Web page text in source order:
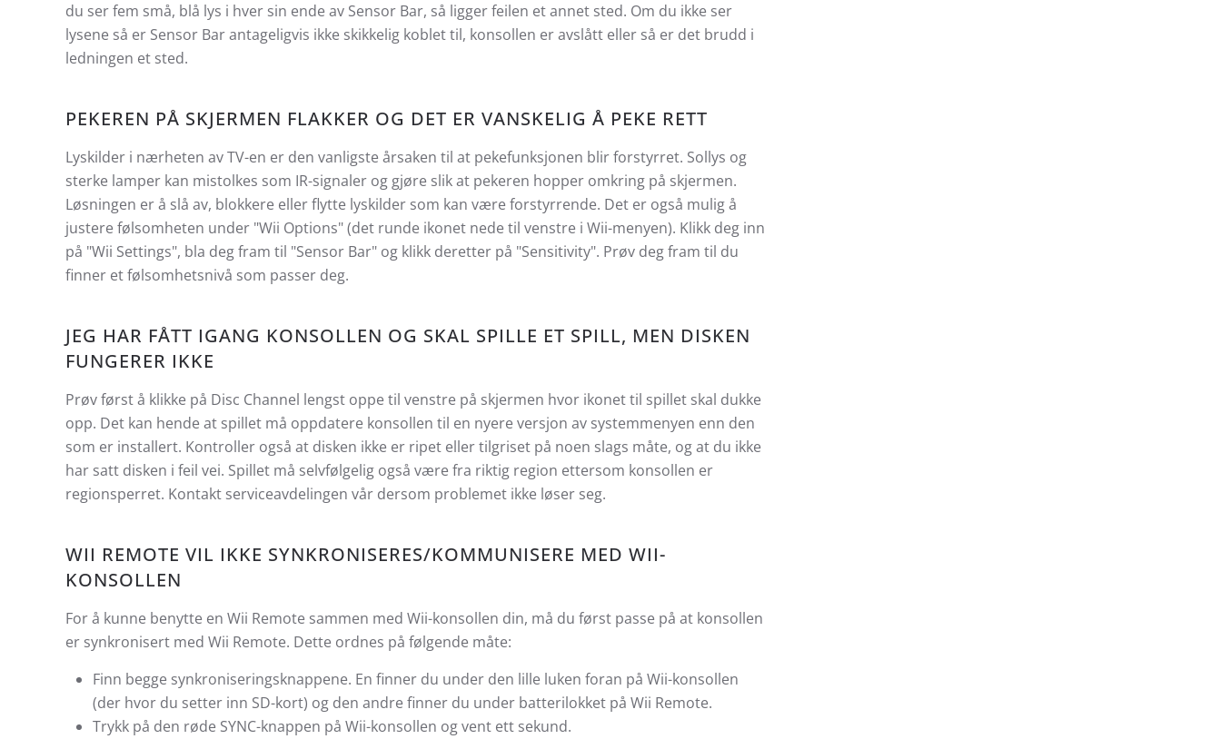
du ser fem små, blå lys i hver sin ende av Sensor Bar, så ligger feilen et annet sted. Om du ikke ser
lysene så er Sensor Bar antageligvis ikke skikkelig koblet til, konsollen er avslått eller så er det brudd i
ledningen et sted.
PEKEREN PÅ SKJERMEN FLAKKER OG DET ER VANSKELIG Å PEKE RETT
Lyskilder i nærheten av TV-en er den vanligste årsaken til at pekefunksjonen blir forstyrret. Sollys og
sterke lamper kan mistolkes som IR-signaler og gjøre slik at pekeren hopper omkring på skjermen.
Løsningen er å slå av, blokkere eller flytte lyskilder som kan være forstyrrende. Det er også mulig å
justere følsomheten under "Wii Options" (det runde ikonet nede til venstre i Wii-menyen). Klikk deg inn
på "Wii Settings", bla deg fram til "Sensor Bar" og klikk deretter på "Sensitivity". Prøv deg fram til du
finner et følsomhetsnivå som passer deg.
JEG HAR FÅTT IGANG KONSOLLEN OG SKAL SPILLE ET SPILL, MEN DISKEN
FUNGERER IKKE
Prøv først å klikke på Disc Channel lengst oppe til venstre på skjermen hvor ikonet til spillet skal dukke
opp. Det kan hende at spillet må oppdatere konsollen til en nyere versjon av systemmenyen enn den
som er installert. Kontroller også at disken ikke er ripet eller tilgriset på noen slags måte, og at du ikke
har satt disken i feil vei. Spillet må selvfølgelig også være fra riktig region ettersom konsollen er
regionsperret. Kontakt serviceavdelingen vår dersom problemet ikke løser seg.
WII REMOTE VIL IKKE SYNKRONISERES/KOMMUNISERE MED WII-
KONSOLLEN
For å kunne benytte en Wii Remote sammen med Wii-konsollen din, må du først passe på at konsollen
er synkronisert med Wii Remote. Dette ordnes på følgende måte:
Finn begge synkroniseringsknappene. En finner du under den lille luken foran på Wii-konsollen
(der hvor du setter inn SD-kort) og den andre finner du under batterilokket på Wii Remote.
Trykk på den røde SYNC-knappen på Wii-konsollen og vent ett sekund.